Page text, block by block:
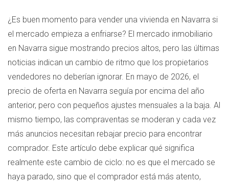
¿Es buen momento para vender una vivienda en Navarra si
el mercado empieza a enfriarse? El mercado inmobiliario
en Navarra sigue mostrando precios altos, pero las últimas
noticias indican un cambio de ritmo que los propietarios
vendedores no deberían ignorar. En mayo de 2026, el
precio de oferta en Navarra seguía por encima del año
anterior, pero con pequeños ajustes mensuales a la baja. Al
mismo tiempo, las compraventas se moderan y cada vez
más anuncios necesitan rebajar precio para encontrar
comprador. Este artículo debe explicar qué significa
realmente este cambio de ciclo: no es que el mercado se
haya parado, sino que el comprador está más atento,